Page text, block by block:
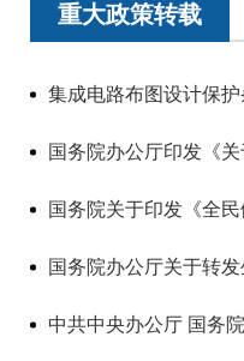
重大政策转载
集成电路布图设计保护
国务院办公厅印发《
国务院关于印发《全
国务院办公厅关于转
中共中央办公厅 国务